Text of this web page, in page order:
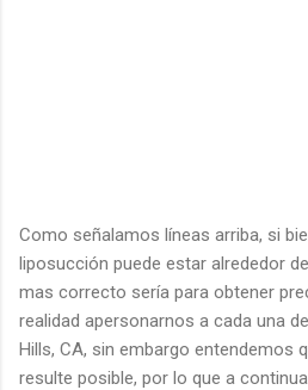
Como señalamos líneas arriba, si
liposucción puede estar alrededor
mas correcto sería para obtener
realidad apersonarnos a cada una
Hills, CA, sin embargo entendemos
resulte posible, por lo que a